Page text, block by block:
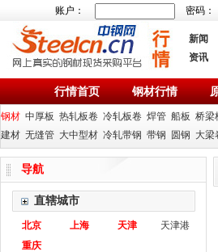
账户： 密码：
新闻
资讯
行情首页 钢材行情
钢材 中厚板 热轧板卷 冷轧板卷 焊管 船板 桥梁
建材 无缝管 大中型材 冷轧带钢 带钢 圆钢 大梁
导航
直辖城市
北京 上海 天津
天津港
重庆